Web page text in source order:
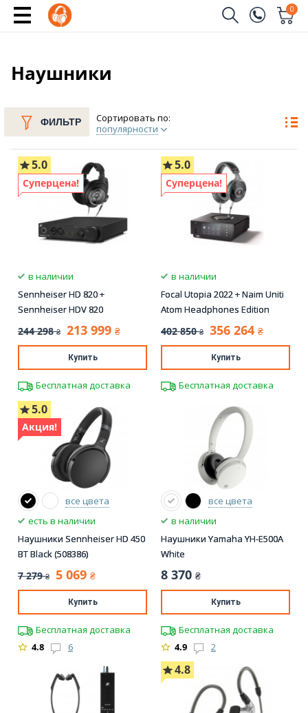
0
Телефон
Отправить
Наушники
ФИЛЬТР
Сортировать по:
популярности
5.0
Суперцена!
в наличии
Sennheiser HD 820 +
Sennheiser HDV 820
244 298 ₴ 213 999 ₴
Купить
Бесплатная доставка
5.0
Суперцена!
в наличии
Focal Utopia 2022 + Naim Uniti
Atom Headphones Edition
402 850 ₴ 356 264 ₴
Купить
Бесплатная доставка
5.0
Акция!
все цвета
есть в наличии
Наушники Sennheiser HD 450
BT Black (508386)
7 279 ₴ 5 069 ₴
Купить
Бесплатная доставка
4.8
6
все цвета
в наличии
Наушники Yamaha YH-E500A
White
8 370 ₴
Купить
Бесплатная доставка
4.9
2
4.8